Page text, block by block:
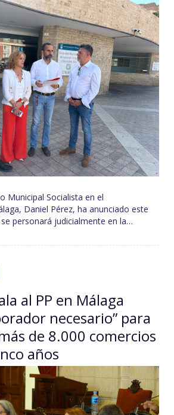
Municipal Socialista en el
Daniel Pérez, ha anunciado este
se personará judicialmente en la…
al PP en Málaga
necesario” para
de 8.000 comercios
años